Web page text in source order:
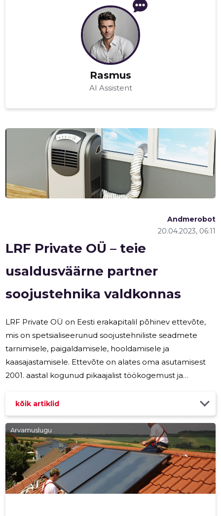
Rasmus
AI Assistent
LRF Private OÜ – teie
usaldusväärne partner
soojustehnika valdkonnas
20.04.2023, 06:11
Andmerobot
LRF Private OÜ on Eesti erakapitalil põhinev ettevõte,
mis on spetsialiseerunud soojustehniliste seadmete
tarnimisele, paigaldamisele, hooldamisele ja
kaasajastamisele. Ettevõte on alates oma asutamisest
2001. aastal kogunud pikaajalist töökogemust ja
teenust erinevatele klientidele. LRF Private müüb
tuntud kaubamärkidega tootjate kütte-, ventilatsiooni-,
auru- ja jahutusseadmeid ning teostab KVVK-osade
projekteerimist. Ettevõte pakub erinevate kütuste jaoks
sobivaid veeküttekatlaid, õhkkütteseadmeid,
soojuspumpasid, päikesekollektoreid ja
kõik artiklid
Arvamuslugu
Muuda pildi
kirjeldust
MUUDA